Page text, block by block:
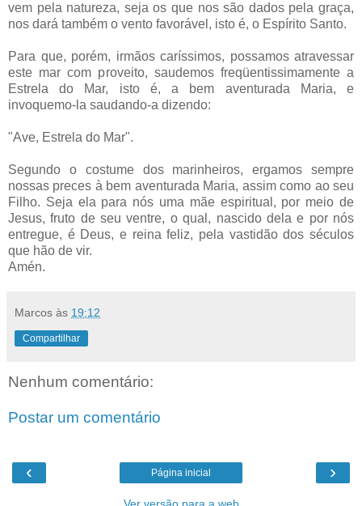
vem pela natureza, seja os que nos são dados pela graça,
nos dará também o vento favorável, isto é, o Espírito Santo.
Para que, porém, irmãos caríssimos, possamos atravessar
este mar com proveito, saudemos freqüentissimamente a
Estrela do Mar, isto é, a bem aventurada Maria, e
invoquemo-la saudando-a dizendo:
"Ave, Estrela do Mar".
Segundo o costume dos marinheiros, ergamos sempre
nossas preces à bem aventurada Maria, assim como ao seu
Filho. Seja ela para nós uma mãe espiritual, por meio de
Jesus, fruto de seu ventre, o qual, nascido dela e por nós
entregue, é Deus, e reina feliz, pela vastidão dos séculos
que hão de vir.
Amén.
Marcos às 19:12
Compartilhar
Nenhum comentário:
Postar um comentário
‹ ›
Página inicial